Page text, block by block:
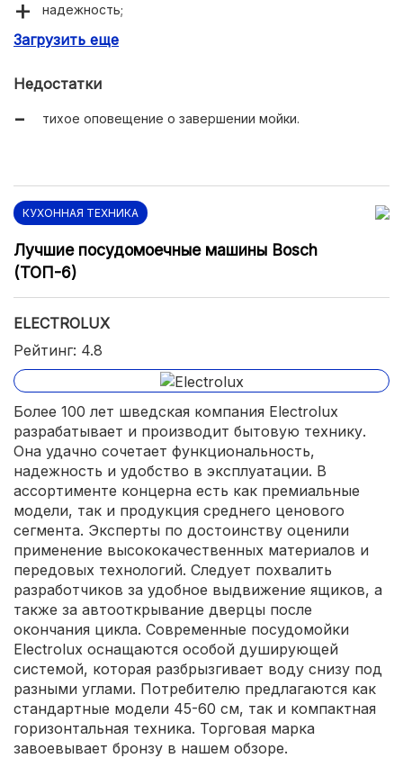
надежность;
экономичность.
Загрузить еще
Недостатки
тихое оповещение о завершении мойки.
КУХОННАЯ ТЕХНИКА
Лучшие посудомоечные машины Bosch
(ТОП-6)
ELECTROLUX
Рейтинг: 4.8
Более 100 лет шведская компания Electrolux
разрабатывает и производит бытовую технику.
Она удачно сочетает функциональность,
надежность и удобство в эксплуатации. В
ассортименте концерна есть как премиальные
модели, так и продукция среднего ценового
сегмента. Эксперты по достоинству оценили
применение высококачественных материалов и
передовых технологий. Следует похвалить
разработчиков за удобное выдвижение ящиков, а
также за автооткрывание дверцы после
окончания цикла. Современные посудомойки
Electrolux оснащаются особой душирующей
системой, которая разбрызгивает воду снизу под
разными углами. Потребителю предлагаются как
стандартные модели 45-60 см, так и компактная
горизонтальная техника. Торговая марка
завоевывает бронзу в нашем обзоре.